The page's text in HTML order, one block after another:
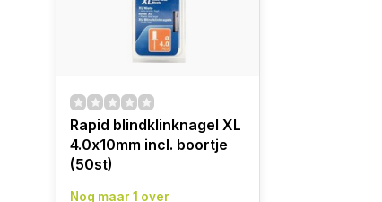
Rapid blindklinknagel XL
4.0x10mm incl. boortje
(50st)
Nog maar 1 over